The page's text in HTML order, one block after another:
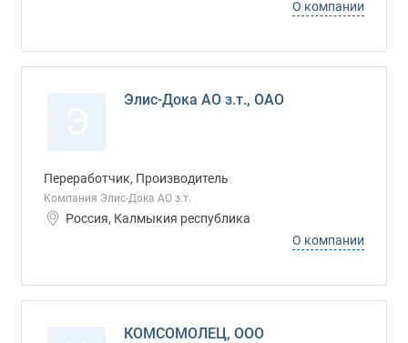
О компании
Элис-Дока АО з.т., ОАО
Переработчик, Производитель
Компания Элис-Дока АО з.т.
Россия, Калмыкия республика
О компании
КОМСОМОЛЕЦ, ООО